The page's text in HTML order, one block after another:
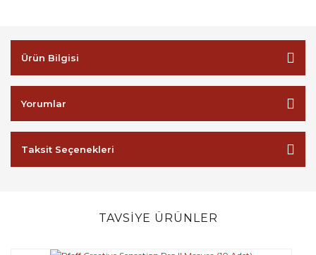
Ürün Bilgisi
Yorumlar
Taksit Seçenekleri
TAVSİYE ÜRÜNLER